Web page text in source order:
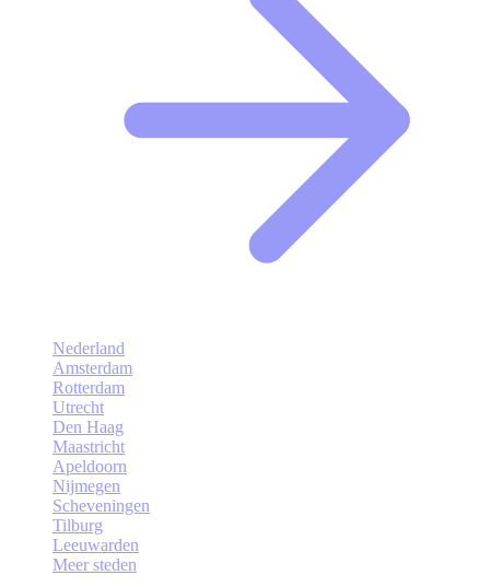
Nederland
Amsterdam
Rotterdam
Utrecht
Den Haag
Maastricht
Apeldoorn
Nijmegen
Scheveningen
Tilburg
Leeuwarden
Meer steden